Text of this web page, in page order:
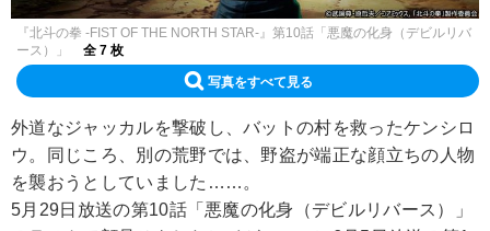
『北斗の拳 -FIST OF THE NORTH STAR-』第10話「悪魔の化身（デビルリバ
ース）」
全 7 枚
写真をすべて見る
外道なジャッカルを撃破し、バットの村を救ったケンシロ
ウ。同じころ、別の荒野では、野盗が端正な顔立ちの人物
を襲おうとしていました……。
5月29日放送の第10話「悪魔の化身（デビルリバース）」